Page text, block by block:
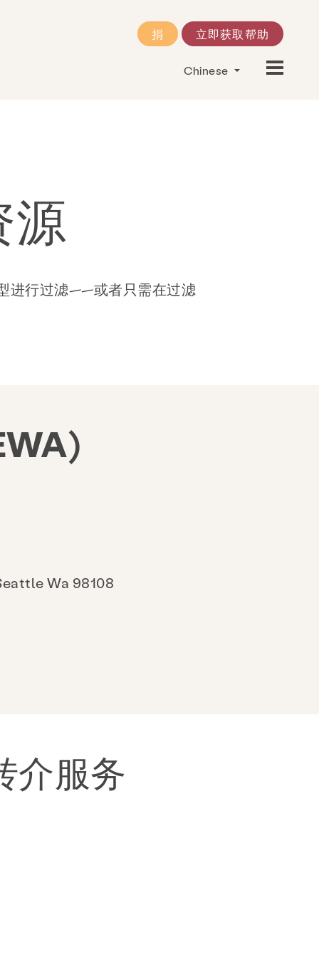
捐 立即获取帮助
Chinese
源
进行过滤——或者只需在过滤
Wa 98108
介服务